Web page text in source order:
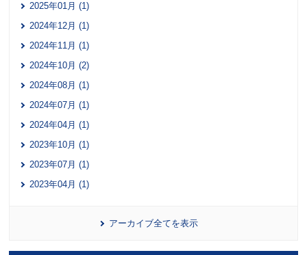
2025年01月 (1)
2024年12月 (1)
2024年11月 (1)
2024年10月 (2)
2024年08月 (1)
2024年07月 (1)
2024年04月 (1)
2023年10月 (1)
2023年07月 (1)
2023年04月 (1)
アーカイブ全てを表示